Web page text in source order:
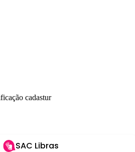
SAC Libras